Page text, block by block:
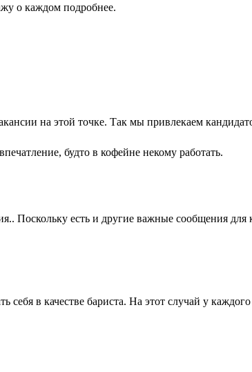
о каждом подробнее.
на этой точке. Так мы привлекаем
будто в кофейне некому работать.
Поскольку есть и другие важные сообщения для
в качестве бариста. На этот случай у